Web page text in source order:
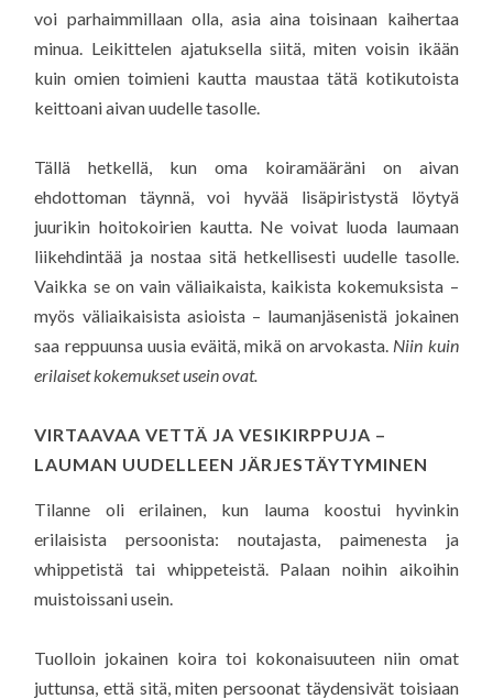
voi parhaimmillaan olla, asia aina toisinaan kaihertaa
minua. Leikittelen ajatuksella siitä, miten voisin ikään
kuin omien toimieni kautta maustaa tätä kotikutoista
keittoani aivan uudelle tasolle.
Tällä hetkellä, kun oma koiramääräni on aivan
ehdottoman täynnä, voi hyvää lisäpiristystä löytyä
juurikin hoitokoirien kautta. Ne voivat luoda laumaan
liikehdintää ja nostaa sitä hetkellisesti uudelle tasolle.
Vaikka se on vain väliaikaista, kaikista kokemuksista –
myös väliaikaisista asioista – laumanjäsenistä jokainen
saa reppuunsa uusia eväitä, mikä on arvokasta. Niin kuin
erilaiset kokemukset usein ovat.
VIRTAAVAA VETTÄ JA VESIKIRPPUJA –
LAUMAN UUDELLEEN JÄRJESTÄYTYMINEN
Tilanne oli erilainen, kun lauma koostui hyvinkin
erilaisista persoonista: noutajasta, paimenesta ja
whippetistä tai whippeteistä. Palaan noihin aikoihin
muistoissani usein.
Tuolloin jokainen koira toi kokonaisuuteen niin omat
juttunsa, että sitä, miten persoonat täydensivät toisiaan